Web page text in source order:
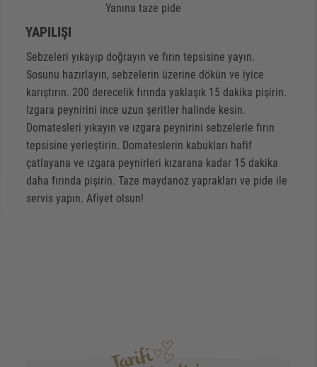
Yanına taze pide
YAPILIŞI
Sebzeleri yıkayıp doğrayın ve fırın tepsisine yayın.
Sosunu hazırlayın, sebzelerin üzerine dökün ve iyice
karıştırın. 200 derecelik fırında yaklaşık 15 dakika pişirin.
Izgara peynirini ince uzun şeritler halinde kesin.
Domatesleri yıkayın ve ızgara peynirini sebzelerle fırın
tepsisine yerleştirin. Domateslerin kabukları hafif
çatlayana ve ızgara peynirleri kızarana kadar 15 dakika
daha fırında pişirin. Taze maydanoz yaprakları ve pide ile
servis yapın. Afiyet olsun!